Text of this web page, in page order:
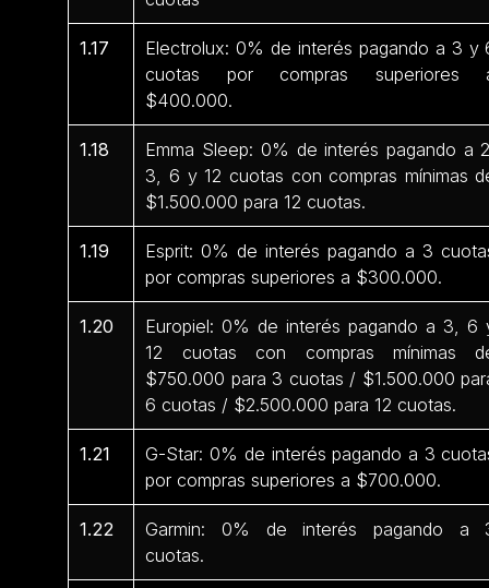
1.17
Electrolux: 0% de interés pagando a 3 y
cuotas por compras superiores
$400.000.
1.18
Emma Sleep: 0% de interés pagando a
3, 6 y 12 cuotas con compras mínimas
$1.500.000 para 12 cuotas.
1.19
Esprit: 0% de interés pagando a 3
por compras superiores a $300.000.
1.20
Europiel: 0% de interés pagando a 3, 6
12 cuotas con compras mínimas
$750.000 para 3 cuotas / $1.500.000
6 cuotas / $2.500.000 para 12 cuotas.
1.21
G-Star: 0% de interés pagando a 3
por compras superiores a $700.000.
1.22
Garmin: 0% de interés pagando a
cuotas.